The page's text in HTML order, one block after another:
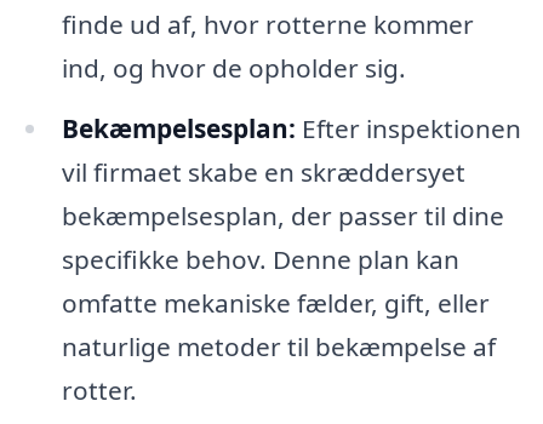
finde ud af, hvor rotterne kommer
ind, og hvor de opholder sig.
Bekæmpelsesplan: Efter inspektionen
vil firmaet skabe en skræddersyet
bekæmpelsesplan, der passer til dine
specifikke behov. Denne plan kan
omfatte mekaniske fælder, gift, eller
naturlige metoder til bekæmpelse af
rotter.